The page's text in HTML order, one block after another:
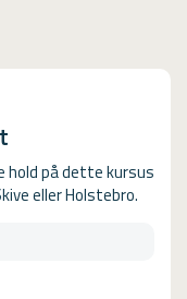
hold på dette kursus
eller Holstebro.